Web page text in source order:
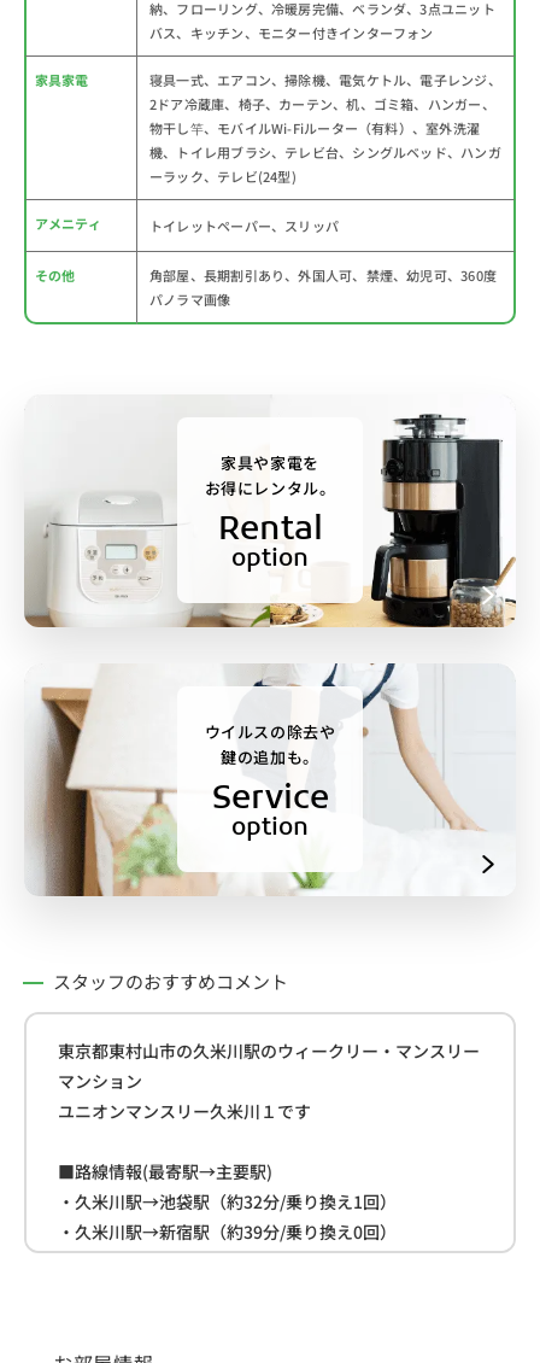
納、フローリング、冷暖房完備、ベランダ、3点ユニット
バス、キッチン、モニター付きインターフォン
家具家電
寝具一式、エアコン、掃除機、電気ケトル、電子レンジ、
2ドア冷蔵庫、椅子、カーテン、机、ゴミ箱、ハンガー、
物干し竿、モバイルWi-Fiルーター（有料）、室外洗濯
機、トイレ用ブラシ、テレビ台、シングルベッド、ハンガ
ーラック、テレビ(24型)
アメニティ トイレットペーパー、スリッパ
その他
角部屋、長期割引あり、外国人可、禁煙、幼児可、360度
パノラマ画像
家具や家電を
お得にレンタル。
Rental
option
ウイルスの除去や
鍵の追加も。
Service
option
スタッフのおすすめコメント
東京都東村山市の久米川駅のウィークリー・マンスリー
マンション
ユニオンマンスリー久米川１です
■路線情報(最寄駅→主要駅)
・久米川駅→池袋駅（約32分/乗り換え1回）
・久米川駅→新宿駅（約39分/乗り換え0回）
・久米川駅→渋谷駅（約46分/乗り換え1回）
・ファミリーマート(約150ｍ)